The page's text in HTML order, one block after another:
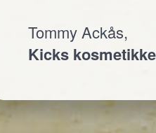
Tommy Ackås,
Kicks